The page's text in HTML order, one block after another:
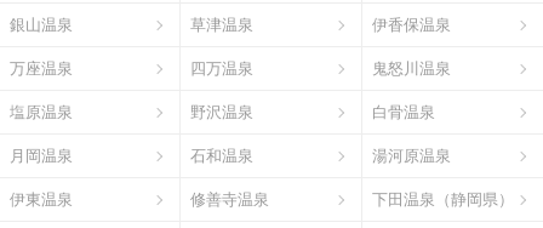
銀山温泉 草津温泉 伊香保温泉
万座温泉 四万温泉 鬼怒川温泉
塩原温泉 野沢温泉 白骨温泉
月岡温泉 石和温泉 湯河原温泉
伊東温泉 修善寺温泉 下田温泉（静岡県）